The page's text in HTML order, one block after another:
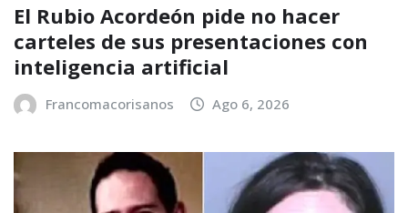
El Rubio Acordeón pide no hacer
carteles de sus presentaciones con
inteligencia artificial
Francomacorisanos Ago 6, 2026